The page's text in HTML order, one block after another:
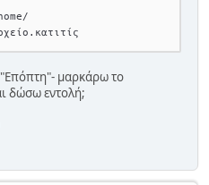
"Επόπτη"- μαρκάρω το
δώσω εντολή;